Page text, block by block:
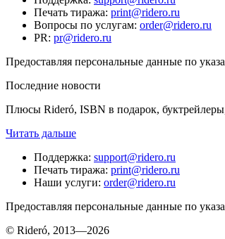
Печать тиража: print@ridero.ru
Вопросы по услугам: order@ridero.ru
PR: pr@ridero.ru
Предоставляя персональные данные по
Последние новости
Плюсы Rideró, ISBN в подарок,
Читать дальше
Поддержка: support@ridero.ru
Печать тиража: print@ridero.ru
Наши услуги: order@ridero.ru
Предоставляя персональные данные по
© Rideró, 2013—2026